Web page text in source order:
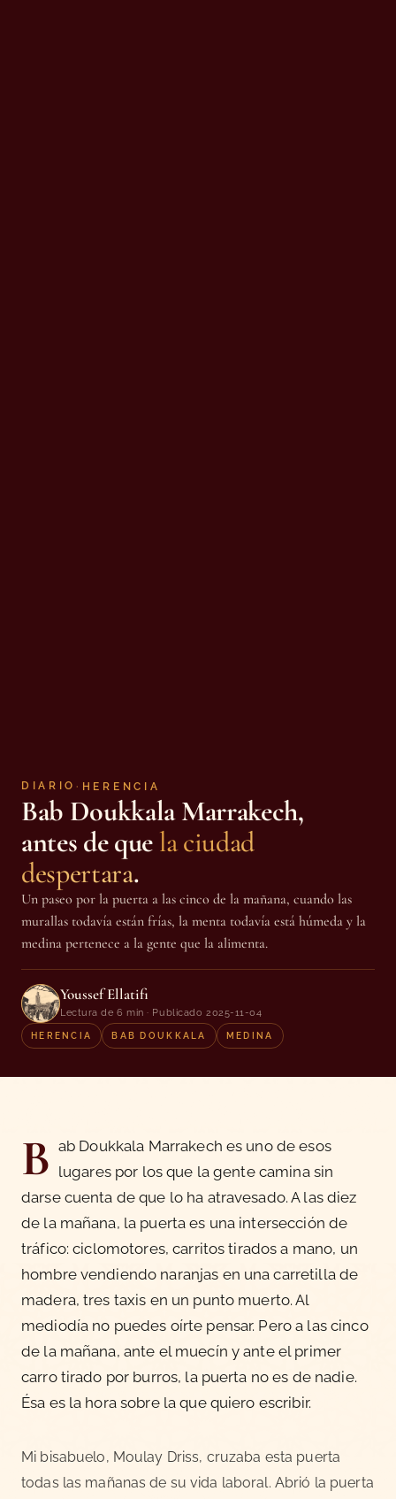
DIARIO · HERENCIA
Bab Doukkala Marrakech,
antes de que la ciudad
despertara.
Un paseo por la puerta a las cinco de la mañana, cuando las
murallas todavía están frías, la menta todavía está húmeda y la
medina pertenece a la gente que la alimenta.
Youssef Ellatifi
Lectura de 6 min · Publicado 2025-11-04
HERENCIA BAB DOUKKALA MEDINA
B ab Doukkala Marrakech es uno de esos
lugares por los que la gente camina sin
darse cuenta de que lo ha atravesado. A las diez
de la mañana, la puerta es una intersección de
tráfico: ciclomotores, carritos tirados a mano, un
hombre vendiendo naranjas en una carretilla de
madera, tres taxis en un punto muerto. Al
mediodía no puedes oírte pensar. Pero a las cinco
de la mañana, ante el muecín y ante el primer
carro tirado por burros, la puerta no es de nadie.
Ésa es la hora sobre la que quiero escribir.
Mi bisabuelo, Moulay Driss, cruzaba esta puerta
todas las mañanas de su vida laboral. Abrió la puerta